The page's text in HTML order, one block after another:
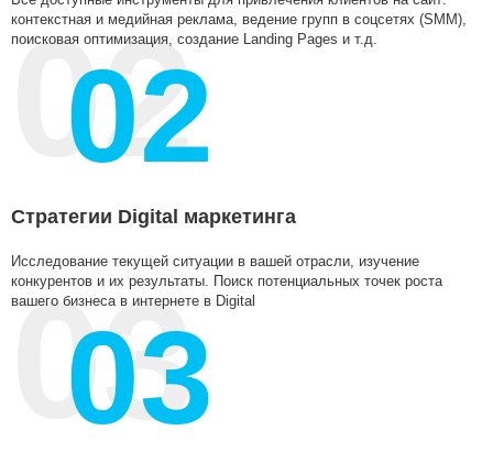
контекстная и медийная реклама, ведение групп в соцсетях (SMM),
поисковая оптимизация, создание Landing Pages и т.д.
02
Стратегии Digital маркетинга
Исследование текущей ситуации в вашей отрасли, изучение
конкурентов и их результаты. Поиск потенциальных точек роста
вашего бизнеса в интернете в Digital
03